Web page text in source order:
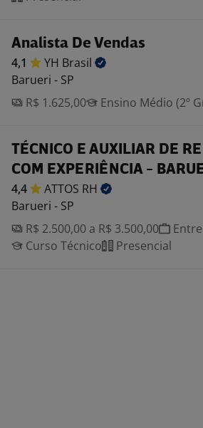
Analista De Vendas
4,1 YH Brasil
Barueri - SP
R$ 1.625,00
Ensino Médio (2º
TÉCNICO E AUXILIAR DE
COM EXPERIÊNCIA -
4,4 ATTOS RH
Barueri - SP
R$ 2.500,00 a R$ 3.500,00
Curso Técnico
Presencial